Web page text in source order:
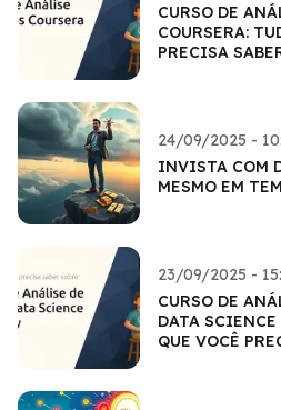
CURSO DE
COURSERA:
PRECISA
24/09/2025 -
INVISTA COM
MESMO EM
23/09/2025 -
CURSO DE
DATA
QUE VOCÊ